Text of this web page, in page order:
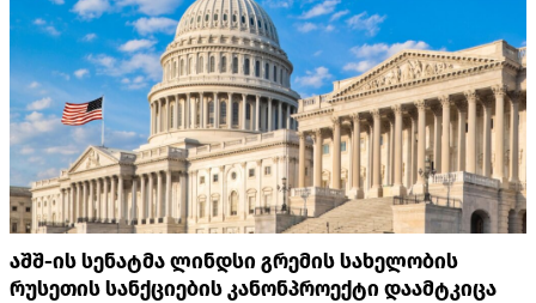
აშშ-ის სენატმა ლინდსი გრემის სახელობის
რუსეთის სანქციების კანონპროექტი დაამტკიცა